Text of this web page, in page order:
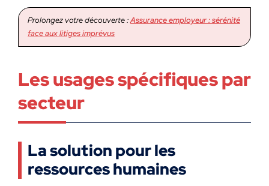
Prolongez votre découverte :Assurance employeur : sérénité
face aux litiges imprévus
Les usages spécifiques par
secteur
La solution pour les
ressources humaines